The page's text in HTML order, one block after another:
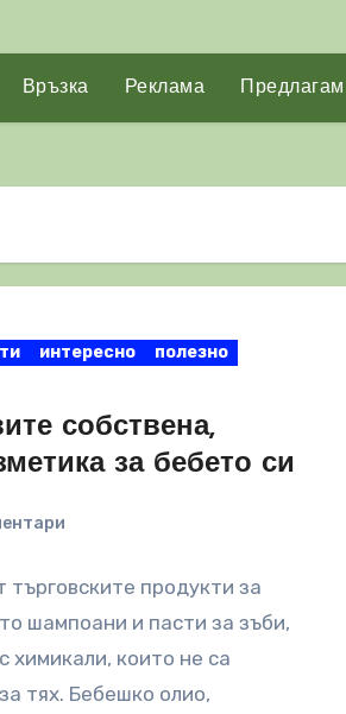
Връзка Реклама Предлагам
интересно
полезно
собствена,
за бебето си
търговските продукти за
шампоани и пасти за зъби,
химикали, които не са
тях. Бебешко олио,